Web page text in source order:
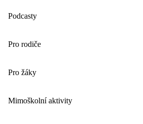
Podcasty
Pro rodiče
Pro žáky
Mimoškolní aktivity